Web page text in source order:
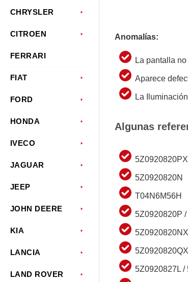
CHRYSLER
CITROEN
FERRARI
FIAT
FORD
HONDA
IVECO
JAGUAR
JEEP
JOHN DEERE
KIA
LANCIA
LAND ROVER
Anomalías:
La pantalla
Aparece
La
Algunas
5Z0920820N
T04N6M56H
5Z0920820P
5Z0920827L /